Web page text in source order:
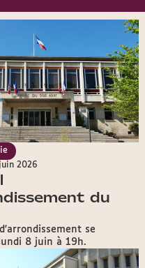
2026
du
se
8 juin à 19h.